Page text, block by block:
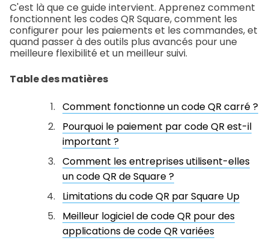
C'est là que ce guide intervient. Apprenez comment
fonctionnent les codes QR Square, comment les
configurer pour les paiements et les commandes, et
quand passer à des outils plus avancés pour une
meilleure flexibilité et un meilleur suivi.
Table des matières
Comment fonctionne un code QR carré ?
Pourquoi le paiement par code QR est-il
important ?
Comment les entreprises utilisent-elles
un code QR de Square ?
Limitations du code QR par Square Up
Meilleur logiciel de code QR pour des
applications de code QR variées